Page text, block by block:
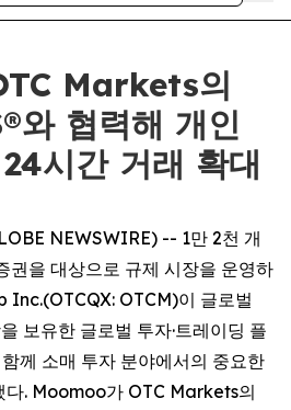
Markets의
와 협력해 개인
시간 거래 확대
NEWSWIRE) -- 1만 2천 개
권을 대상으로 규제 시장을 운영하
OTCM)이 글로벌
보유한 글로벌 투자·트레이딩 플
께 소매 투자 분야에서의 중요한
다. Moomoo가 OTC Markets의